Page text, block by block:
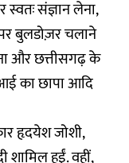
स्वतः संज्ञान लेना,
पर बुलडोज़र चलाने
और छत्तीसगढ़ के
का छापा आदि
हृदयेश जोशी,
शामिल हुईं. वहीं,